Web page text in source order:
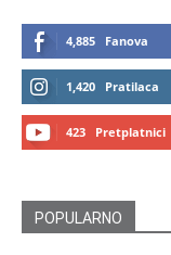
4,885 Fanova
1,420 Pratilaca
423 Pretplatnici
POPULARNO